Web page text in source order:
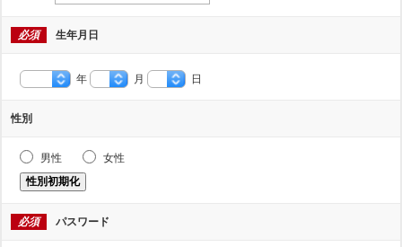
必須 生年月日
年 月 日
性別
男性
女性
性別初期化
必須 パスワード